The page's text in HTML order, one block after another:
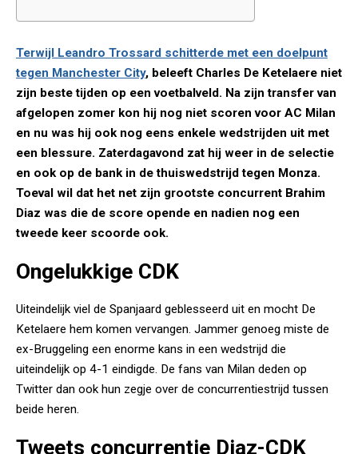
Terwijl Leandro Trossard schitterde met een doelpunt
tegen Manchester City, beleeft Charles De Ketelaere niet
zijn beste tijden op een voetbalveld. Na zijn transfer van
afgelopen zomer kon hij nog niet scoren voor AC Milan
en nu was hij ook nog eens enkele wedstrijden uit met
een blessure. Zaterdagavond zat hij weer in de selectie
en ook op de bank in de thuiswedstrijd tegen Monza.
Toeval wil dat het net zijn grootste concurrent Brahim
Diaz was die de score opende en nadien nog een
tweede keer scoorde ook.
Ongelukkige CDK
Uiteindelijk viel de Spanjaard geblesseerd uit en mocht De
Ketelaere hem komen vervangen. Jammer genoeg miste de
ex-Bruggeling een enorme kans in een wedstrijd die
uiteindelijk op 4-1 eindigde. De fans van Milan deden op
Twitter dan ook hun zegje over de concurrentiestrijd tussen
beide heren.
Tweets concurrentie Diaz-CDK